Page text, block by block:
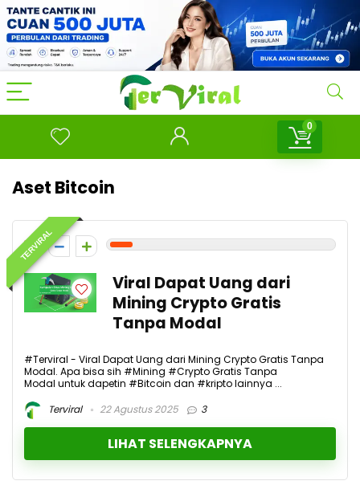
0
Aset Bitcoin
TERVIRAL
1
Viral Dapat Uang dari
Mining Crypto Gratis
Tanpa Modal
#Terviral - Viral Dapat Uang dari Mining Crypto Gratis Tanpa
Modal. Apa bisa sih #Mining #Crypto Gratis Tanpa
Modal untuk dapetin #Bitcoin dan #kripto lainnya ...
Terviral
22 Agustus 2025 3
LIHAT SELENGKAPNYA